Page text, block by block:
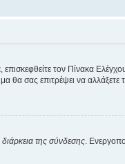
επισκεφθείτε τον Πίνακα
επιτρέψει να αλλάξετε τις
της σύνδεσης .